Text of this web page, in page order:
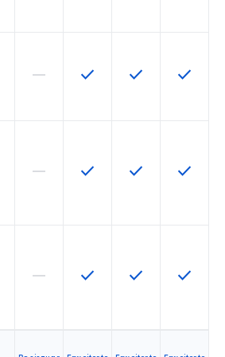
Diese Funktion ist für die
horizontal_rule Diese Funktion ist für die
check Diese Funktion
check Diese
check
Diese Funktion ist für die
horizontal_rule Diese Funktion ist für die
check Diese Funktion
check Diese
check
Diese Funktion ist für die
horizontal_rule Diese Funktion ist für die
check Diese Funktion
check Diese
check